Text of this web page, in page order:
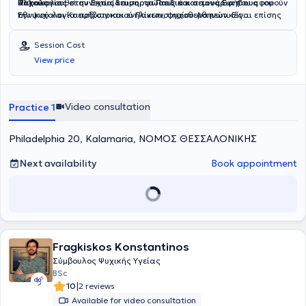
άλλους.
Ψυχολογίας στην Εκπαίδευση, τα Παιδιά και τους Εφήβουςτου
Εθνικού και Καποδιστριακού Πανεπιστημίου Αθηνών. Είναι επίσης
ενδιαφερόντων.
Παρακολουθεί συνεχώςεπιμορφώσεις και σεμινάριαπου αφορούν
την ψυχολογία εφήβων και ενηλίκων, ψυχοθεραπευτικές
προσανατολισμό, πιστεύοντας ότι η γνώση είναι ένα ταξίδι χωρίς
τέλος.
Session Cost
View price
Practice 1 Video consultation
Philadelphia 20, Kalamaria, ΝΟΜΟΣ ΘΕΣΣΑΛΟΝΙΚΗΣ
Next availability
Book appointment
Fragkiskos Konstantinos
Σύμβουλος Ψυχικής Υγείας
BSc
10|2 reviews
Available for video consultation